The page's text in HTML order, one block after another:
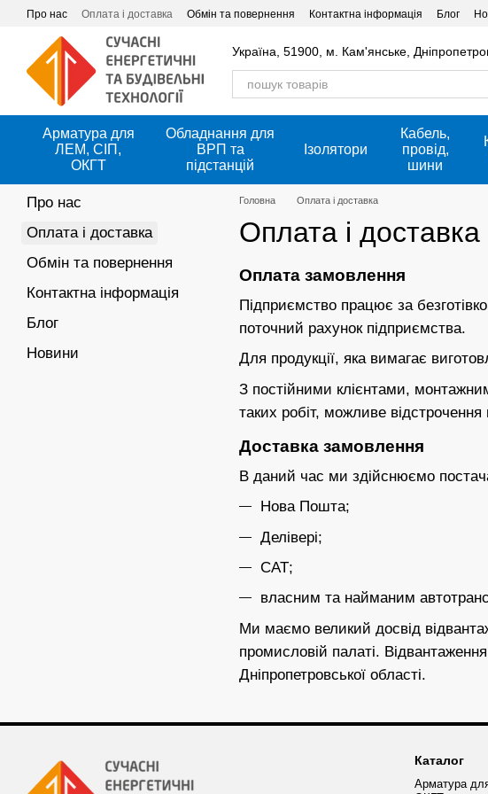
Перейти до основного контенту
Про нас Оплата і доставка Обмін та повернення Контактна інформація Блог
Україна, 51900, м. Кам'янське,
Арматура для
ЛЕМ, СІП,
ОКГТ
Обладнання для
ВРП та
підстанцій
Ізолятори
Кабель,
провід,
шини
Головна Оплата і доставка
Оплата і доставка
Оплата замовлення
Підприємство працює за
поточний рахунок підприємства.
Для продукції, яка вимагає
З постійними клієнтами,
таких робіт, можливе відстрочення
Доставка замовлення
В даний час ми здійснюємо
Нова Пошта;
Делівері;
САТ;
власним та найманим
Ми маємо великий досвід
промисловій палаті.
Дніпропетровської області.
Про нас
Оплата і доставка
Обмін та повернення
Контактна інформація
Блог
Новини
Каталог
Арматура